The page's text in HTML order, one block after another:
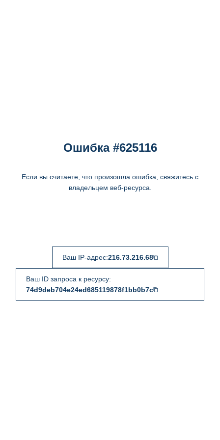
Ошибка #625116
Если вы считаете, что произошла ошибка, свяжитесь с
владельцем веб-ресурса.
Ваш IP-адрес:216.73.216.68
Ваш ID запроса к ресурсу:
74d9deb704e24ed685119878f1bb0b7c